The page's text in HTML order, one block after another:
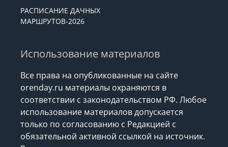
РАСПИСАНИЕ ДАЧНЫХ
МАРШРУТОВ-2026
Использование материалов
Все права на опубликованные на сайте
orenday.ru материалы охраняются в
соответствии с законодательством РФ. Любое
использование материалов допускается
только по согласованию с Редакцией с
обязательной активной ссылкой на источник.